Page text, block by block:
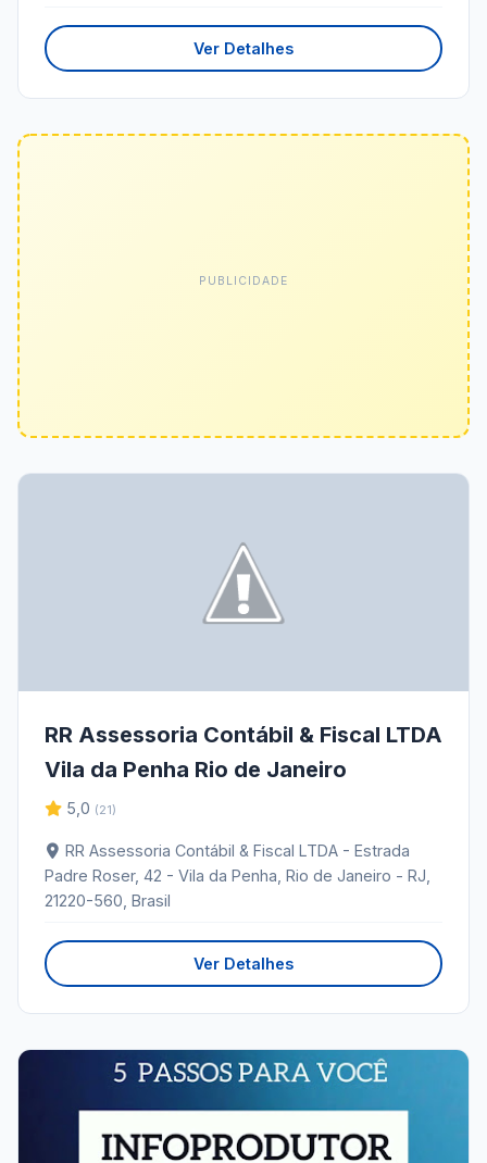
Ver Detalhes
RR Assessoria Contábil & Fiscal LTDA
Vila da Penha Rio de Janeiro
5,0 (21)
RR Assessoria Contábil & Fiscal LTDA - Estrada
Padre Roser, 42 - Vila da Penha, Rio de Janeiro - RJ,
21220-560, Brasil
Ver Detalhes